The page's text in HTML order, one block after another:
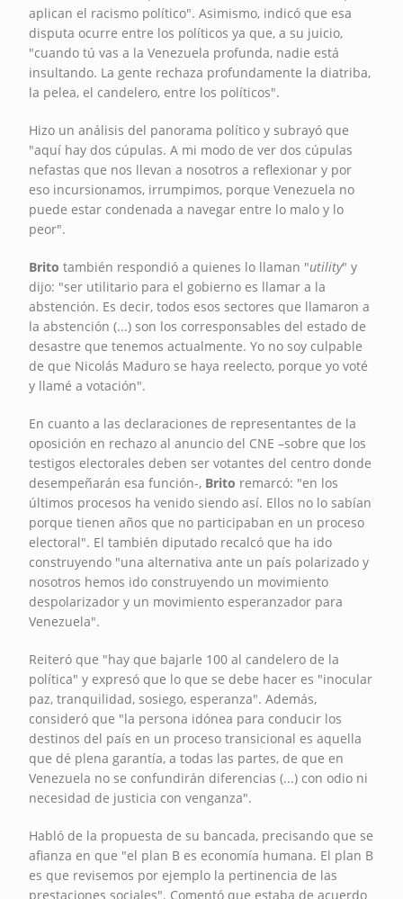
aplican el racismo político". Asimismo, indicó que esa
disputa ocurre entre los políticos ya que, a su juicio,
"cuando tú vas a la Venezuela profunda, nadie está
insultando. La gente rechaza profundamente la diatriba,
la pelea, el candelero, entre los políticos".
Hizo un análisis del panorama político y subrayó que
"aquí hay dos cúpulas. A mi modo de ver dos cúpulas
nefastas que nos llevan a nosotros a reflexionar y por
eso incursionamos, irrumpimos, porque Venezuela no
puede estar condenada a navegar entre lo malo y lo
peor".
Britotambién respondió a quienes lo llaman "utility" y
dijo: "ser utilitario para el gobierno es llamar a la
abstención. Es decir, todos esos sectores que llamaron a
la abstención (...) son los corresponsables del estado de
desastre que tenemos actualmente. Yo no soy culpable
de que Nicolás Maduro se haya reelecto, porque yo voté
y llamé a votación".
En cuanto a las declaraciones de representantes de la
oposición en rechazo al anuncio del CNE –sobre que los
testigos electorales deben ser votantes del centro donde
desempeñarán esa función-, Brito remarcó: "en los
últimos procesos ha venido siendo así. Ellos no lo sabían
porque tienen años que no participaban en un proceso
electoral". El también diputado recalcó que ha ido
construyendo "una alternativa ante un país polarizado y
nosotros hemos ido construyendo un movimiento
despolarizador y un movimiento esperanzador para
Venezuela".
Reiteró que "hay que bajarle 100 al candelero de la
política" y expresó que lo que se debe hacer es "inocular
paz, tranquilidad, sosiego, esperanza". Además,
consideró que "la persona idónea para conducir los
destinos del país en un proceso transicional es aquella
que dé plena garantía, a todas las partes, de que en
Venezuela no se confundirán diferencias (...) con odio ni
necesidad de justicia con venganza".
Habló de la propuesta de su bancada, precisando que se
afianza en que "el plan B es economía humana. El plan B
es que revisemos por ejemplo la pertinencia de las
prestaciones sociales". Comentó que estaba de acuerdo